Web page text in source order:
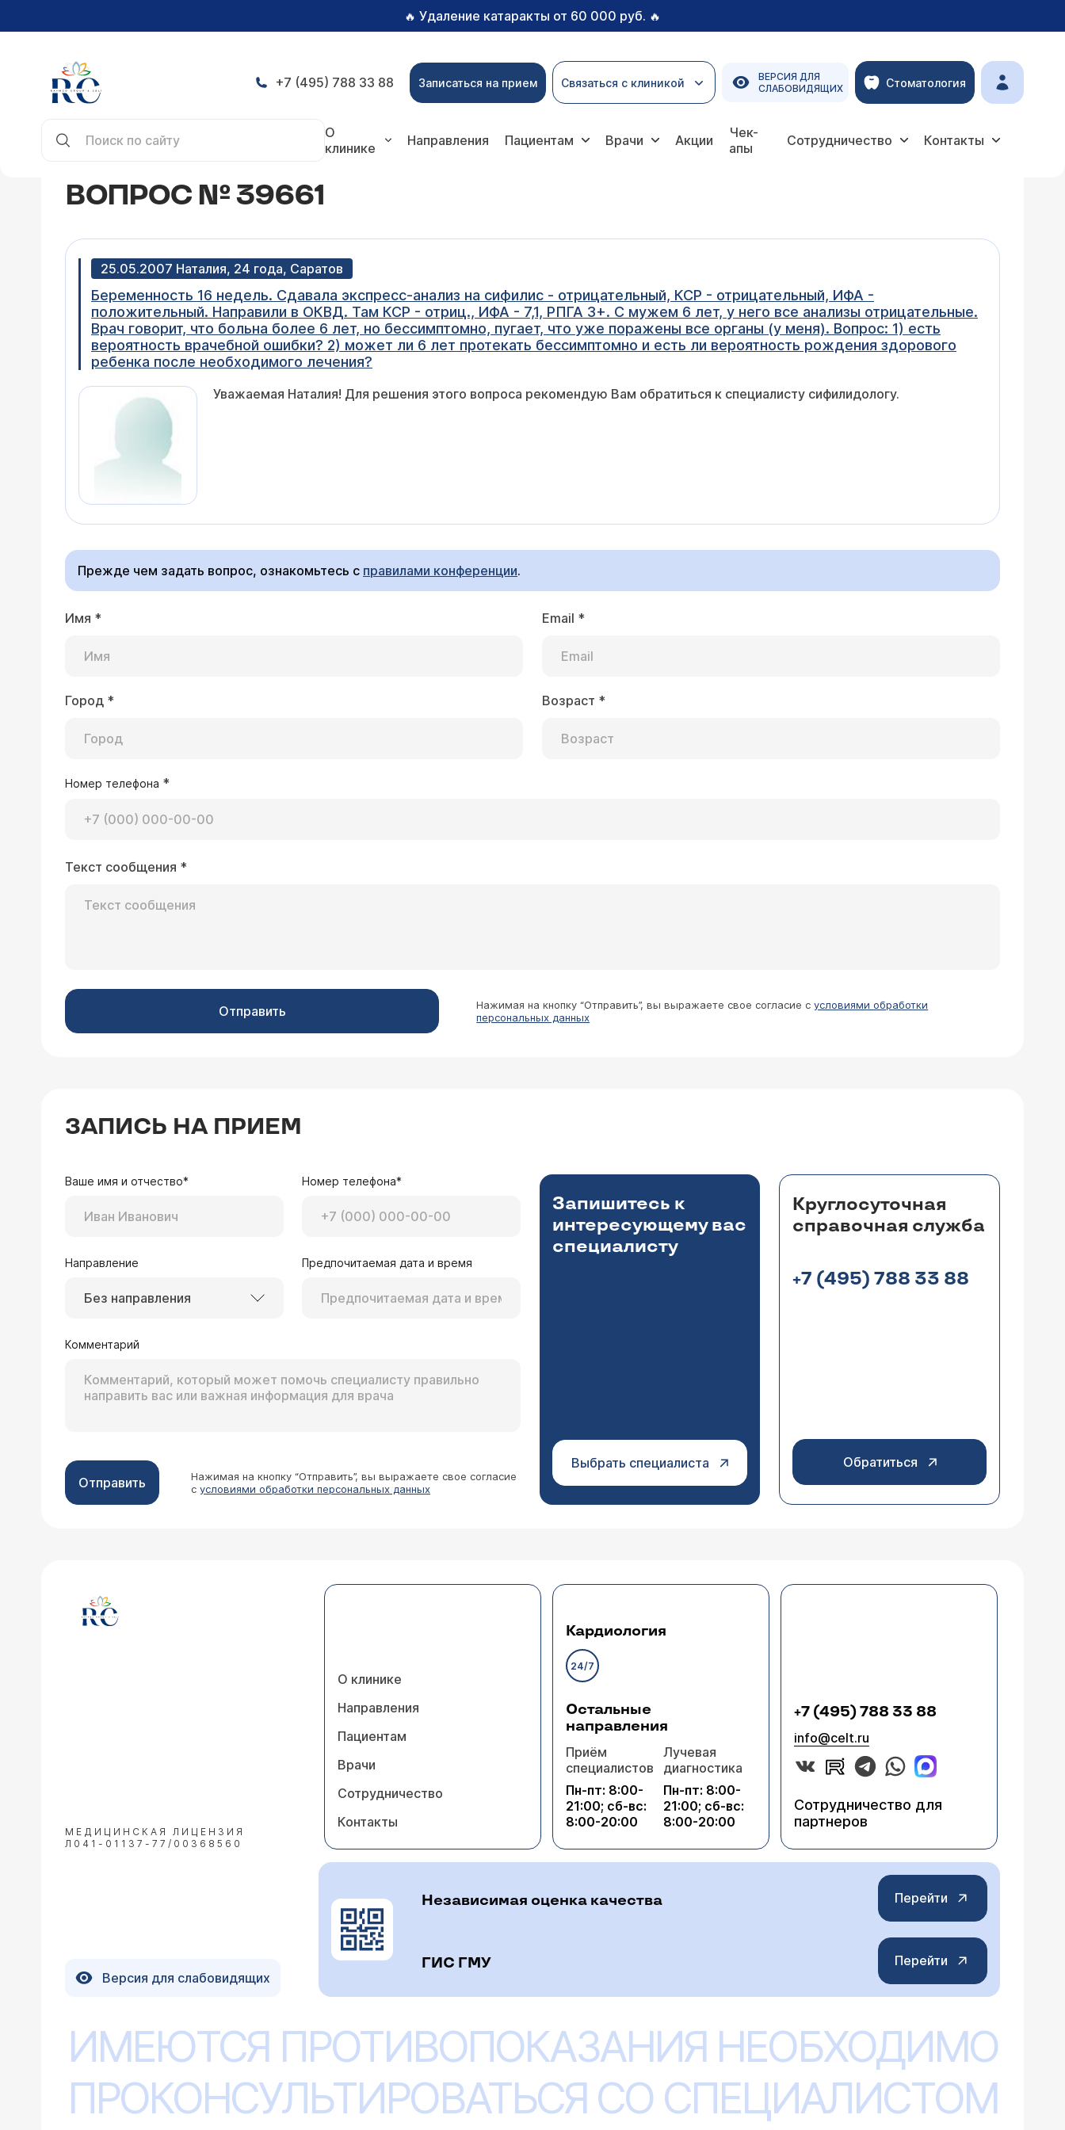
🔥 Удаление катаракты от 60 000 руб. 🔥
+7 (495) 788 33 88 Записаться на прием Связаться с клиникой
ВЕРСИЯ ДЛЯ
СЛАБОВИДЯЩИХ
Стоматология
О
клинике
Направления Пациентам Врачи Акции
Чек-
апы
Сотрудничество Контакты
ВОПРОС № 39661
25.05.2007 Наталия, 24 года, Саратов
Беременность 16 недель. Сдавала экспресс-анализ на сифилис - отрицательный, КСР - отрицательный, ИФА -
положительный. Направили в ОКВД. Там КСР - отриц., ИФА - 7,1, РПГА 3+. С мужем 6 лет, у него все анализы отрицательные.
Врач говорит, что больна более 6 лет, но бессимптомно, пугает, что уже поражены все органы (у меня). Вопрос: 1) есть
вероятность врачебной ошибки? 2) может ли 6 лет протекать бессимптомно и есть ли вероятность рождения здорового
ребенка после необходимого лечения?
Уважаемая Наталия! Для решения этого вопроса рекомендую Вам обратиться к специалисту сифилидологу.
Прежде чем задать вопрос, ознакомьтесь с правилами конференции.
Имя * Email *
Город * Возраст *
Номер телефона *
Текст сообщения *
Отправить Нажимая на кнопку “Отправить”, вы выражаете свое согласие сусловиями обработки
персональных данных
ЗАПИСЬ НА ПРИЕМ
Ваше имя и отчество* Номер телефона*
Направление
Без направления
Предпочитаемая дата и время
Комментарий
Отправить
Нажимая на кнопку “Отправить”, вы выражаете свое согласие
с условиями обработки персональных данных
Запишитесь к
интересующему вас
специалисту
Выбрать специалиста
Круглосуточная
справочная служба
+7 (495) 788 33 88
Обратиться
МЕДИЦИНСКАЯ ЛИЦЕНЗИЯ
Л041-01137-77/00368560
О клинике
Направления
Пациентам
Врачи
Сотрудничество
Контакты
Кардиология
24/7
Остальные
направления
Приём
специалистов
Пн-пт: 8:00-
21:00; сб-вс:
8:00-20:00
Лучевая
диагностика
Пн-пт: 8:00-
21:00; сб-вс:
8:00-20:00
+7 (495) 788 33 88
info@celt.ru
Сотрудничество для
партнеров
Версия для слабовидящих
Независимая оценка качества Перейти
ГИС ГМУ Перейти
ИМЕЮТСЯ ПРОТИВОПОКАЗАНИЯ НЕОБХОДИМО
ПРОКОНСУЛЬТИРОВАТЬСЯ СО СПЕЦИАЛИСТОМ